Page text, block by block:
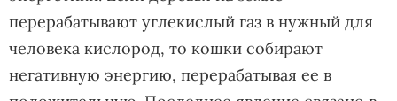
перерабатывают углекислый газ в нужный для
человека кислород, то кошки собирают
негативную энергию, перерабатывая ее в